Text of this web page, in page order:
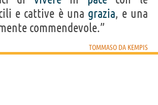
e cattive è una grazia, e una
commendevole.”
TOMMASO DA KEMPIS